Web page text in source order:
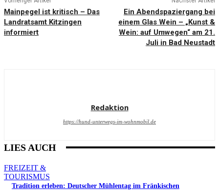
Mainpegel ist kritisch – Das
Landratsamt Kitzingen
informiert
Ein Abendspaziergang bei
einem Glas Wein – „Kunst &
Wein: auf Umwegen“ am 21.
Juli in Bad Neustadt
Redaktion
https://hund-unterwegs-im-wohnmobil.de
LIES AUCH
FREIZEIT &
TOURISMUS
Tradition erleben: Deutscher Mühlentag im Fränkischen